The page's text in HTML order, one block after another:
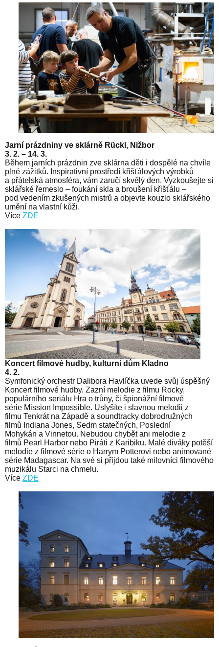
Jarní prázdniny ve sklárně Rückl, Nižbor
3. 2. – 14. 3.
Během jarních prázdnin zve sklárna děti i dospělé na chvíle
plné zážitků. Inspirativní prostředí křišťálových výrobků
a přátelská atmosféra, vám zaručí skvělý den. Vyzkoušejte si
sklářské řemeslo – foukání skla a broušení křišťálu –
pod vedením zkušených mistrů a objevte kouzlo sklářského
umění na vlastní kůži.
Více ZDE
Koncert filmové hudby, kulturní dům Kladno
4. 2.
Symfonický orchestr Dalibora Havlíčka uvede svůj úspěšný
Koncert filmové hudby. Zazní melodie z filmu Rocky,
populárního seriálu Hra o trůny, či špionážní filmové
série Mission Impossible. Uslyšíte i slavnou melodii z
filmu Tenkrát na Západě a soundtracky dobrodružných
filmů Indiana Jones, Sedm statečných, Poslední
Mohykán a Vinnetou. Nebudou chybět ani melodie z
filmů Pearl Harbor nebo Piráti z Karibiku. Malé diváky potěší
melodie z filmové série o Harrym Potterovi nebo animované
série Madagascar. Na své si přijdou také milovníci filmového
muzikálu Starci na chmelu.
Více ZDE